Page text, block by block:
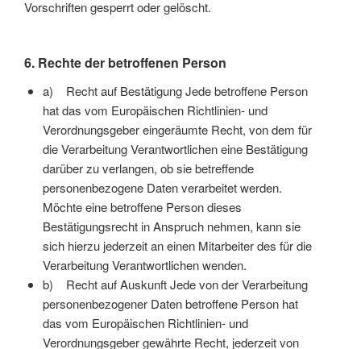
Vorschriften gesperrt oder gelöscht.
6. Rechte der betroffenen Person
a) Recht auf Bestätigung Jede betroffene Person
hat das vom Europäischen Richtlinien- und
Verordnungsgeber eingeräumte Recht, von dem für
die Verarbeitung Verantwortlichen eine Bestätigung
darüber zu verlangen, ob sie betreffende
personenbezogene Daten verarbeitet werden.
Möchte eine betroffene Person dieses
Bestätigungsrecht in Anspruch nehmen, kann sie
sich hierzu jederzeit an einen Mitarbeiter des für die
Verarbeitung Verantwortlichen wenden.
b) Recht auf Auskunft Jede von der Verarbeitung
personenbezogener Daten betroffene Person hat
das vom Europäischen Richtlinien- und
Verordnungsgeber gewährte Recht, jederzeit von